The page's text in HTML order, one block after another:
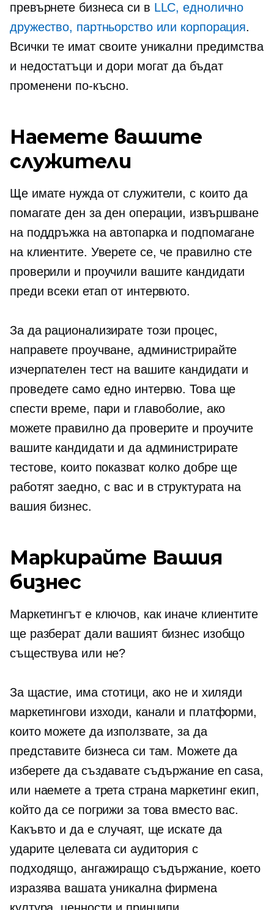
превърнете бизнеса си в LLC, еднолично
дружество, партньорство или корпорация.
Всички те имат своите уникални предимства
и недостатъци и дори могат да бъдат
променени по-късно.
Наемете вашите
служители
Ще имате нужда от служители, с които да
помагатеден за ден операции, извършване
на поддръжка на автопарка и подпомагане
на клиентите. Уверете се, че правилно сте
проверили и проучили вашите кандидати
преди всеки етап от интервюто.
За да рационализирате този процес,
направете проучване, администрирайте
изчерпателен тест на вашите кандидати и
проведете само едно интервю. Това ще
спести време, пари и главоболие, ако
можете правилно да проверите и проучите
вашите кандидати и да администрирате
тестове, които показват колко добре ще
работят заедно, с вас и в структурата на
вашия бизнес.
Маркирайте Вашия
бизнес
Маркетингът е ключов, как иначе клиентите
ще разберат дали вашият бизнес изобщо
съществува или не?
За щастие, има стотици, ако не и хиляди
маркетингови изходи, канали и платформи,
които можете да използвате, за да
представите бизнеса си там. Можете да
изберете да създавате съдържание en casa,
или наемете a трета странамаркетинг екип,
който да се погрижи за това вместо вас.
Какъвто и да е случаят, ще искате да
ударите целевата си аудитория с
подходящо, ангажиращо съдържание, което
изразява вашата уникална фирмена